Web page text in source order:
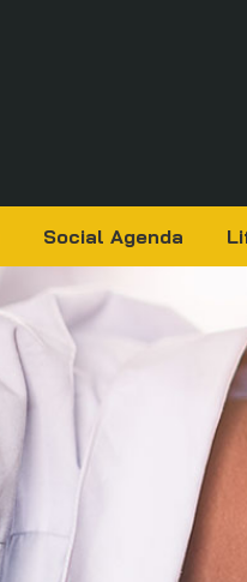
Social Agenda